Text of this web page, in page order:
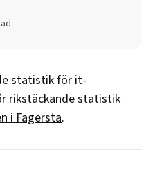
statistik för it-
rikstäckande statistik
i Fagersta.